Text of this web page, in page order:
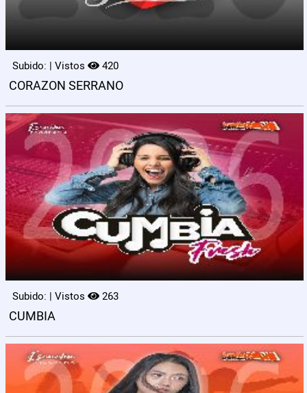
Subido: | Vistos 420
CORAZON SERRANO
Subido: | Vistos 263
CUMBIA